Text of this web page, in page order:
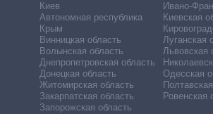
Киев
Автономная республика
Крым
Винницкая область
Волынская область
Днепропетровская область
Донецкая область
Житомирская область
Закарпатская область
Запорожская область
Ивано-
Киевская
Луганская
Львовская
Одесская
Ровенская